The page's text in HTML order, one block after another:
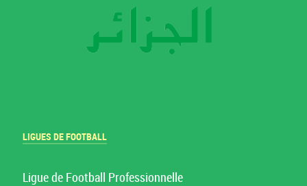
LIGUES DE FOOTBALL
Ligue de Football Professionnelle